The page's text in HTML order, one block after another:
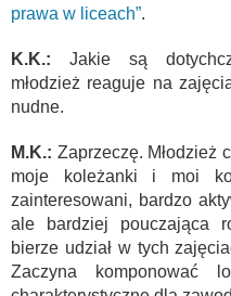
prawa w liceach”.
K.K.: Jakie są
młodzież reaguje na
nudne.
M.K.: Zaprzeczę. Młodzież
moje koleżanki i moi
zainteresowani, bardzo
ale bardziej pouczająca
bierze udział w tych
Zaczyna komponować